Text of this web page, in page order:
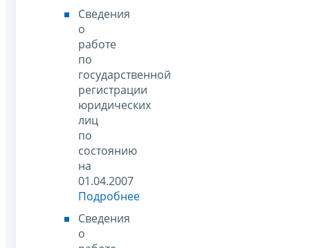
Сведения
о
работе
по
государственной
регистрации
юридических
лиц
по
состоянию
на
01.04.2007
Подробнее
Сведения
о